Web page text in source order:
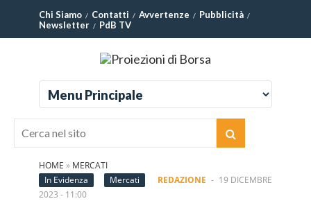
Chi Siamo Contatti Avvertenze
Pubblicità
Newsletter
PdB TV
HOME » MERCATI
In Evidenza
Mercati REDAZIONE - 19 DICEMBRE
2023 - 11:00